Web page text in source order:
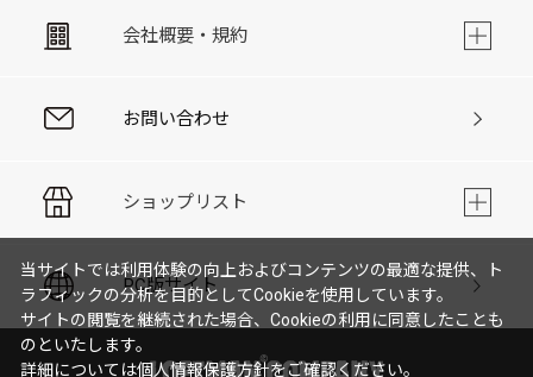
会社概要・規約
お問い合わせ
ショップリスト
PC版サイト
当サイトでは利用体験の向上およびコンテンツの最適な提供、ト
ラフィックの分析を目的としてCookieを使用しています。
サイトの閲覧を継続された場合、Cookieの利用に同意したことも
のといたします。
詳細については個人情報保護方針をご確認ください。